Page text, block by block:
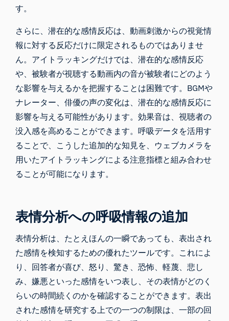
す。
さらに、潜在的な感情反応は、動画刺激からの視覚情
報に対する反応だけに限定されるものではありませ
ん。アイトラッキングだけでは、潜在的な感情反応
や、被験者が視聴する動画内の音が被験者にどのよう
な影響を与えるかを把握することは困難です。BGMや
ナレーター、俳優の声の変化は、潜在的な感情反応に
影響を与える可能性があります。効果音は、視聴者の
没入感を高めることができます。呼吸データを活用す
ることで、こうした追加的な知見を、ウェブカメラを
用いたアイトラッキングによる注意指標と組み合わせ
ることが可能になります。
表情分析への呼吸情報の追加
表情分析は、たとえほんの一瞬であっても、表出され
た感情を検知するための優れたツールです。これによ
り、回答者が喜び、怒り、驚き、恐怖、軽蔑、悲し
み、嫌悪といった感情をいつ表し、その表情がどのく
らいの時間続くのかを確認することができます。表出
された感情を研究する上での一つの制限は、一部の回